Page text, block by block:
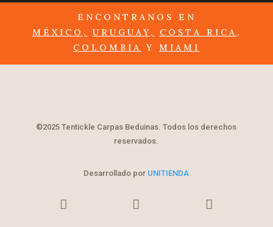
ENCONTRANOS EN
MÉXICO,
URUGUAY, COSTA RICA ,
COLOMBIA
Y MIAMI
©2025 Tentickle Carpas Beduinas. Todos los derechos
reservados.
Desarrollado por UNITIENDA
  